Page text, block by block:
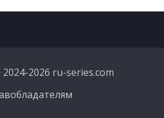
2026 ru-series.com